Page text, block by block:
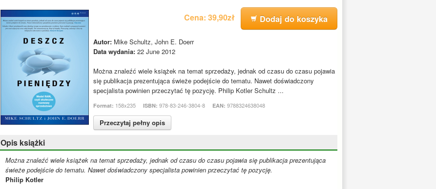
Cena: 39,90zł Dodaj do koszyka
Autor: Mike Schultz, John E. Doerr
Data wydania: 22 June 2012
Można znaleźć wiele książek na temat sprzedaży, jednak od czasu do czasu pojawia
się publikacja prezentująca świeże podejście do tematu. Nawet doświadczony
specjalista powinien przeczytać tę pozycję. Philip Kotler Schultz ...
Format: 158x235 ISBN: 978-83-246-3804-8 EAN: 9788324638048
Przeczytaj pełny opis
Opis książki
Można znaleźć wiele książek na temat sprzedaży, jednak od czasu do czasu pojawia się publikacja prezentująca
świeże podejście do tematu. Nawet doświadczony specjalista powinien przeczytać tę pozycję.
Philip Kotler